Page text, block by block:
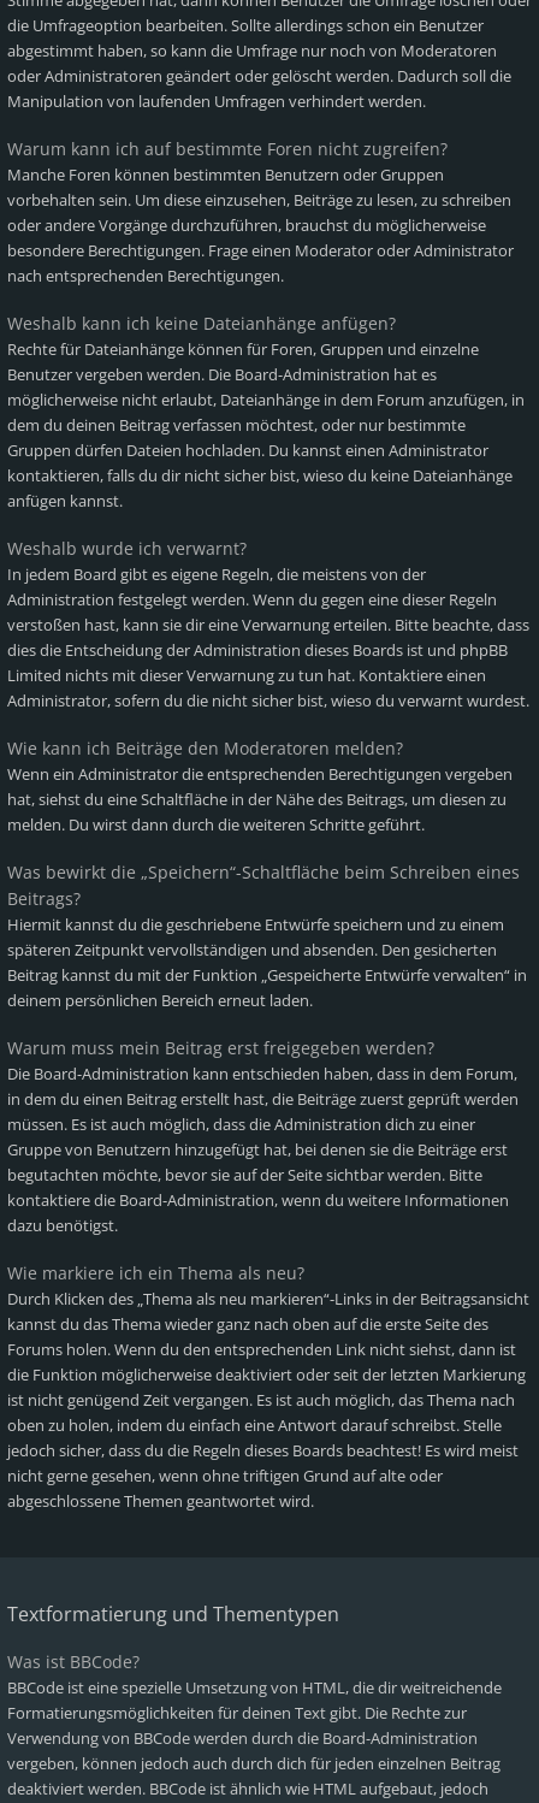
die Umfrageoption bearbeiten. Sollte allerdings schon ein Benutzer
abgestimmt haben, so kann die Umfrage nur noch von Moderatoren
oder Administratoren geändert oder gelöscht werden. Dadurch soll die
Manipulation von laufenden Umfragen verhindert werden.
Warum kann ich auf bestimmte Foren nicht zugreifen?
Manche Foren können bestimmten Benutzern oder Gruppen
vorbehalten sein. Um diese einzusehen, Beiträge zu lesen, zu schreiben
oder andere Vorgänge durchzuführen, brauchst du möglicherweise
besondere Berechtigungen. Frage einen Moderator oder Administrator
nach entsprechenden Berechtigungen.
Weshalb kann ich keine Dateianhänge anfügen?
Rechte für Dateianhänge können für Foren, Gruppen und einzelne
Benutzer vergeben werden. Die Board-Administration hat es
möglicherweise nicht erlaubt, Dateianhänge in dem Forum anzufügen, in
dem du deinen Beitrag verfassen möchtest, oder nur bestimmte
Gruppen dürfen Dateien hochladen. Du kannst einen Administrator
kontaktieren, falls du dir nicht sicher bist, wieso du keine Dateianhänge
anfügen kannst.
Weshalb wurde ich verwarnt?
In jedem Board gibt es eigene Regeln, die meistens von der
Administration festgelegt werden. Wenn du gegen eine dieser Regeln
verstoßen hast, kann sie dir eine Verwarnung erteilen. Bitte beachte, dass
dies die Entscheidung der Administration dieses Boards ist und phpBB
Limited nichts mit dieser Verwarnung zu tun hat. Kontaktiere einen
Administrator, sofern du die nicht sicher bist, wieso du verwarnt wurdest.
Wie kann ich Beiträge den Moderatoren melden?
Wenn ein Administrator die entsprechenden Berechtigungen vergeben
hat, siehst du eine Schaltfläche in der Nähe des Beitrags, um diesen zu
melden. Du wirst dann durch die weiteren Schritte geführt.
Was bewirkt die „Speichern“-Schaltfläche beim Schreiben eines
Beitrags?
Hiermit kannst du die geschriebene Entwürfe speichern und zu einem
späteren Zeitpunkt vervollständigen und absenden. Den gesicherten
Beitrag kannst du mit der Funktion „Gespeicherte Entwürfe verwalten“ in
deinem persönlichen Bereich erneut laden.
Warum muss mein Beitrag erst freigegeben werden?
Die Board-Administration kann entschieden haben, dass in dem Forum,
in dem du einen Beitrag erstellt hast, die Beiträge zuerst geprüft werden
müssen. Es ist auch möglich, dass die Administration dich zu einer
Gruppe von Benutzern hinzugefügt hat, bei denen sie die Beiträge erst
begutachten möchte, bevor sie auf der Seite sichtbar werden. Bitte
kontaktiere die Board-Administration, wenn du weitere Informationen
dazu benötigst.
Wie markiere ich ein Thema als neu?
Durch Klicken des „Thema als neu markieren“-Links in der Beitragsansicht
kannst du das Thema wieder ganz nach oben auf die erste Seite des
Forums holen. Wenn du den entsprechenden Link nicht siehst, dann ist
die Funktion möglicherweise deaktiviert oder seit der letzten Markierung
ist nicht genügend Zeit vergangen. Es ist auch möglich, das Thema nach
oben zu holen, indem du einfach eine Antwort darauf schreibst. Stelle
jedoch sicher, dass du die Regeln dieses Boards beachtest! Es wird meist
nicht gerne gesehen, wenn ohne triftigen Grund auf alte oder
abgeschlossene Themen geantwortet wird.
Textformatierung und Thementypen
Was ist BBCode?
BBCode ist eine spezielle Umsetzung von HTML, die dir weitreichende
Formatierungsmöglichkeiten für deinen Text gibt. Die Rechte zur
Verwendung von BBCode werden durch die Board-Administration
vergeben, können jedoch auch durch dich für jeden einzelnen Beitrag
deaktiviert werden. BBCode ist ähnlich wie HTML aufgebaut, jedoch